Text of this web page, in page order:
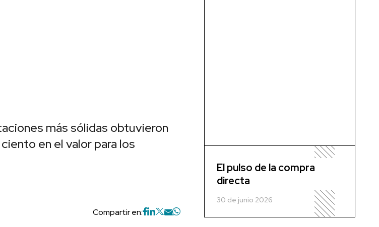
más sólidas obtuvieron
en el valor para los
Compartir en:
El pulso de la compra
directa
30 de junio 2026